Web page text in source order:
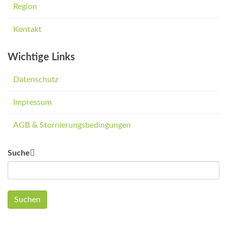
Region
Kontakt
Wichtige Links
Datenschutz
Impressum
AGB & Stornierungsbedingungen
Suche
Suchen